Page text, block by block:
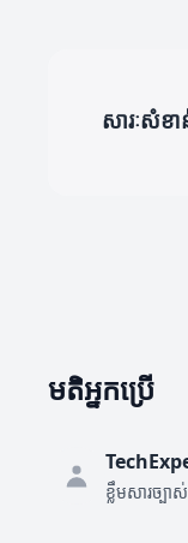
សារៈសំខា
មតិអ្នកប្រើ
ខ្លឹមសារច្